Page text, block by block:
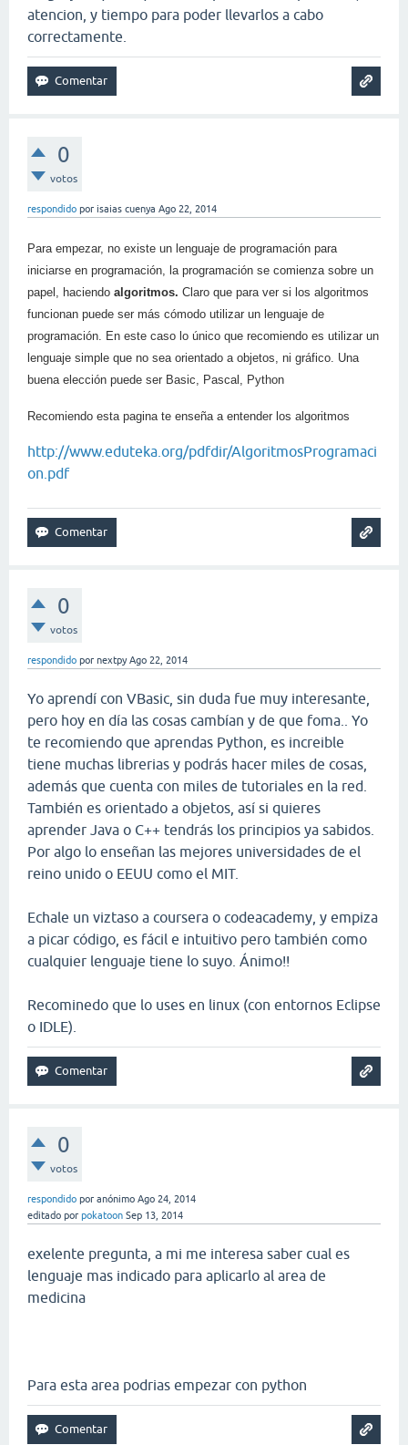
atencion, y tiempo para poder llevarlos a cabo
correctamente.
0
votos
respondido por isaias cuenya Ago 22, 2014
Para empezar, no existe un lenguaje de programación para
iniciarse en programación, la programación se comienza sobre un
papel, haciendo algoritmos. Claro que para ver si los algoritmos
funcionan puede ser más cómodo utilizar un lenguaje de
programación. En este caso lo único que recomiendo es utilizar un
lenguaje simple que no sea orientado a objetos, ni gráfico. Una
buena elección puede ser Basic, Pascal, Python
Recomiendo esta pagina te enseña a entender los algoritmos
http://www.eduteka.org/pdfdir/AlgoritmosProgramaci
on.pdf
0
votos
respondido por nextpy Ago 22, 2014
Yo aprendí con VBasic, sin duda fue muy interesante,
pero hoy en día las cosas cambían y de que foma.. Yo
te recomiendo que aprendas Python, es increible
tiene muchas librerias y podrás hacer miles de cosas,
además que cuenta con miles de tutoriales en la red.
También es orientado a objetos, así si quieres
aprender Java o C++ tendrás los principios ya sabidos.
Por algo lo enseñan las mejores universidades de el
reino unido o EEUU como el MIT.
Echale un viztaso a coursera o codeacademy, y empiza
a picar código, es fácil e intuitivo pero también como
cualquier lenguaje tiene lo suyo. Ánimo!!
Recominedo que lo uses en linux (con entornos Eclipse
o IDLE).
0
votos
respondido por anónimo Ago 24, 2014
editado por pokatoon Sep 13, 2014
exelente pregunta, a mi me interesa saber cual es
lenguaje mas indicado para aplicarlo al area de
medicina
Para esta area podrias empezar con python